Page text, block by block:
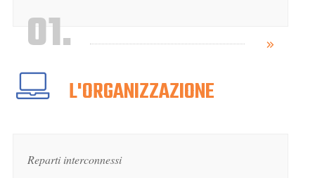
01.
L'ORGANIZZAZIONE
Reparti interconnessi